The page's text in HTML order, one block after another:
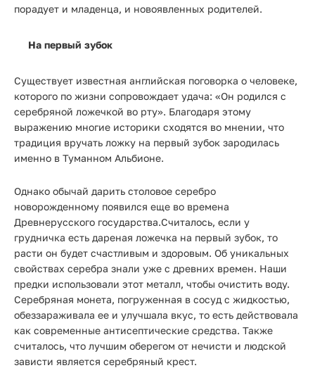
порадует и младенца, и новоявленных родителей.
На первый зубок
Существует известная английская поговорка о человеке,
которого по жизни сопровождает удача: «Он родился с
серебряной ложечкой во рту». Благодаря этому
выражению многие историки сходятся во мнении, что
традиция вручать ложку на первый зубок зародилась
именно в Туманном Альбионе.
Однако обычай дарить столовое серебро
новорожденному появился еще во времена
Древнерусского государства.Считалось, если у
грудничка есть дареная ложечка на первый зубок, то
расти он будет счастливым и здоровым. Об уникальных
свойствах серебра знали уже с древних времен. Наши
предки использовали этот металл, чтобы очистить воду.
Серебряная монета, погруженная в сосуд с жидкостью,
обеззараживала ее и улучшала вкус, то есть действовала
как современные антисептические средства. Также
считалось, что лучшим оберегом от нечисти и людской
зависти является серебряный крест.